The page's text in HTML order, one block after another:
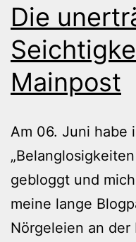
Die
Mainpost
Am 06. Juni habe
gebloggt und
meine lange
Nörgeleien an